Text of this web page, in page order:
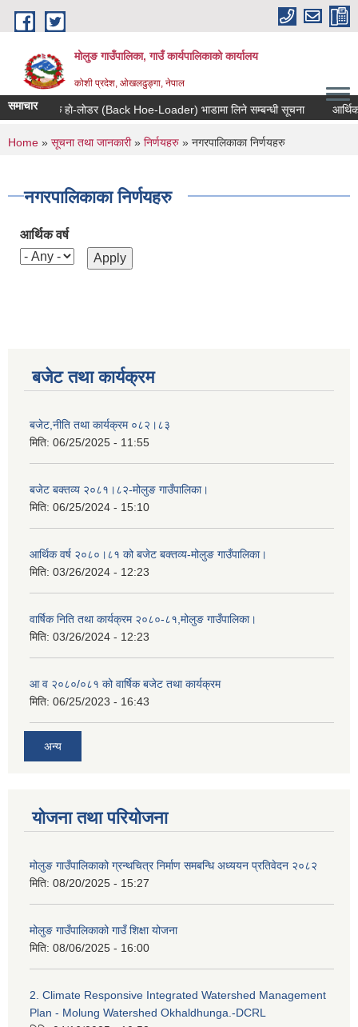
Skip to main content
मोलुङ गाउँपालिका, गाउँ कार्यपालिकाको कार्यालय
कोशी प्रदेश, ओखलढुङ्गा, नेपाल
समाचारब्याक हाे-लाेडर (Back Hoe-Loader) भाडामा लिने सम्बन्धी सूचना आर्थिक
You are here
Home » सूचना तथा जानकारी» निर्णयहरु » नगरपालिकाका निर्णयहरु
नगरपालिकाका निर्णयहरु
आर्थिक वर्ष
बजेट तथा कार्यक्रम
बजेट,नीति तथा कार्यक्रम ०८२।८३
मिति: 06/25/2025 - 11:55
बजेट बक्तव्य २०८१।८२-मोलुङ गाउँपालिका।
मिति: 06/25/2024 - 15:10
आर्थिक वर्ष २०८०।८१ को बजेट बक्तव्य-मोलुङ गाउँपालिका।
मिति: 03/26/2024 - 12:23
वार्षिक निति तथा कार्यक्रम २०८०-८१,मोलुङ गाउँपालिका।
मिति: 03/26/2024 - 12:23
आ व २०८०/०८१ को वार्षिक बजेट तथा कार्यक्रम
मिति: 06/25/2023 - 16:43
अन्य
योजना तथा परियोजना
मोलुङ गाउँपालिकाको ग्रन्थचित्र निर्माण समबन्धि अध्ययन प्रतिवेदन २०८२
मिति: 08/20/2025 - 15:27
मोलुङ गाउँपालिकाको गाउँ शिक्षा योजना
मिति: 08/06/2025 - 16:00
2. Climate Responsive Integrated Watershed Management
Plan - Molung Watershed Okhaldhunga.-DCRL